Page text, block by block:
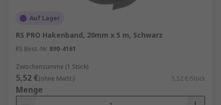
Auf Lager
RS PRO Hakenband, 20mm x 5 m, Schwarz
RS Best.-Nr. 890-4161
Zwischensumme (1 Stück)
5,52 €(ohne MwSt.) 5,52 €/Stück
Menge